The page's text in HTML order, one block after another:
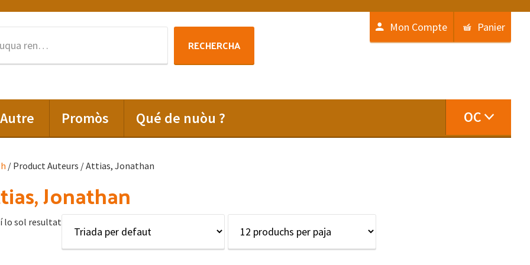
:
RECHERCHA
Mon Compte Panier
Autre Promòs Qué de nuòu ? OC
/ Product Auteurs / Attias, Jonathan
Jonathan
lo sol resultat